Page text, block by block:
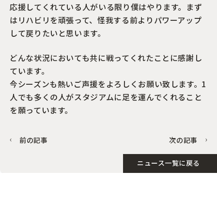
応援してくれている人がいる限り僕はやります。まず
はリハビリを頑張って、怪我する前よりパワーアップ
して戻りたいと思います。
どんな状況においても共に戦ってくれたことに感謝し
ています。
今シーズンも熱いご声援をよろしくお願い致します。1
人でも多くの人がスタジアムに足を運んでくれること
を願っています。
前の記事 次の記事
ニュース一覧に戻る